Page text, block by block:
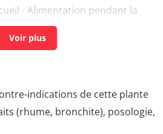
- Alimentation pendant la
Javel : symptômes, que faire ?
enceinte ?
enceinteindications de cette plante
(rhume, bronchite), posologie,